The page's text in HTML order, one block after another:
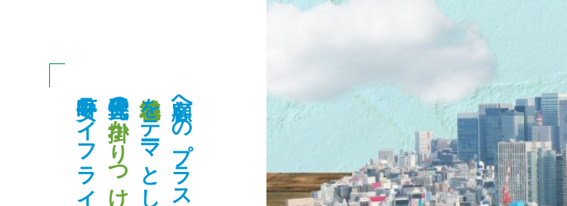
をテーマとして
三世代先の
掛かりつけ
安平町ライフラインの要